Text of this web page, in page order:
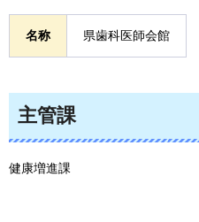
名称 県歯科医師会館
主管課
健康増進課